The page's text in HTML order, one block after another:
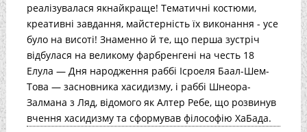
реалізувалася якнайкраще! Тематичні костюми,
креативні завдання, майстерність їх виконання - усе
було на висоті! Знаменно й те, що перша зустріч
відбулася на великому фарбренгені на честь 18
Елула — Дня народження раббі Ісроеля Баал-Шем-
Това — засновника хасидизму, і раббі Шнеора-
Залмана з Ляд, відомого як Алтер Ребе, що розвинув
вчення хасидизму та сформував філософію ХаБада.